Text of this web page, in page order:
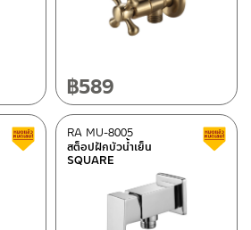
฿589
Clearance sale
สต็อปฝักบัวน้ำเย็น
SQUARE
RA MU-8005